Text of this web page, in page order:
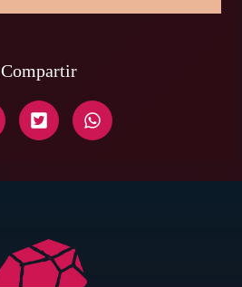
Compartir